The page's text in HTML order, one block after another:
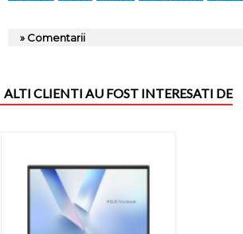
» Comentarii
ALTI CLIENTI AU FOST INTERESATI DE